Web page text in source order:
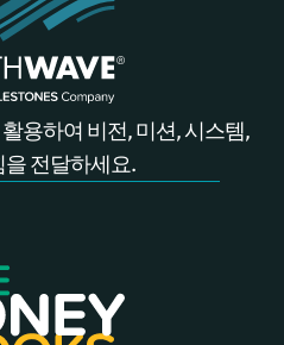
용하여 비전, 미션, 시스템,
전달하세요.